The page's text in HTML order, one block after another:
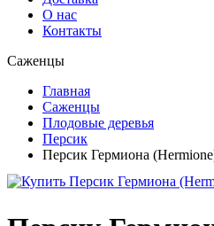
О нас
Контакты
Саженцы
Главная
Саженцы
Плодовые деревья
Персик
Персик Гермиона